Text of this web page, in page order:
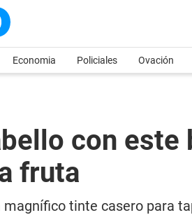
Economia Policiales Ovación
con este
fruta
tinte casero para